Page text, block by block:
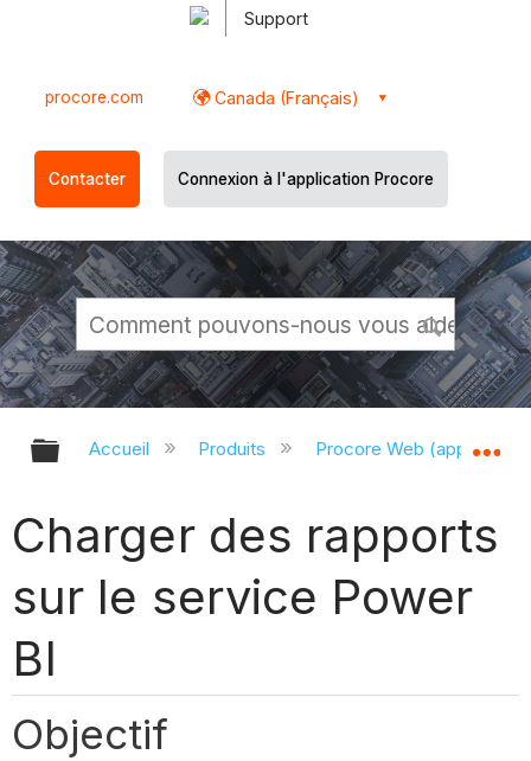
Support
procore.com Canada (Français)
Contacter Connexion à l'application Procore
Développer/réduire la hiérarchie
Accueil Produits Procore Web
Charger des rapports
sur le service Power
BI
Objectif